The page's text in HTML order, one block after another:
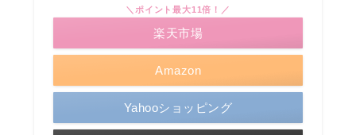
Amazon
＼ポイント最大11倍！／
楽天市場
Yahooショッピング